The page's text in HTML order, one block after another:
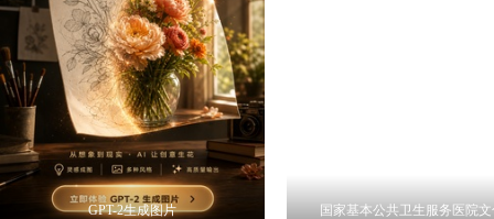
GPT-2生成图片 国家基本公共卫生服务医院